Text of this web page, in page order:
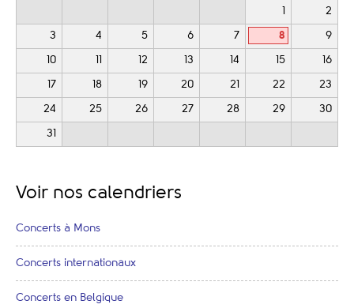
1 2
3 4 5 6 7 8 9
10 11 12 13 14 15 16
17 18 19 20 21 22 23
24 25 26 27 28 29 30
31
Voir nos calendriers
Concerts à Mons
Concerts internationaux
Concerts en Belgique